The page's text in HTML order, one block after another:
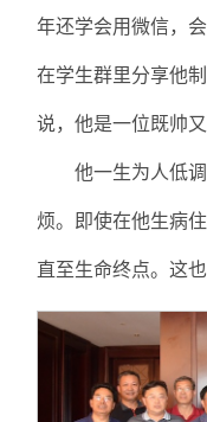
年还学会用微信，
在学生群里分享他
说，他是一位既帅又
他一生为人低
烦。即使在他生病
直至生命终点。这